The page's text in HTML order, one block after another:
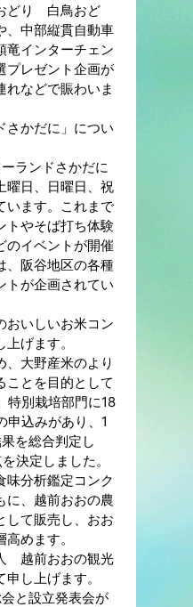
どり 白鳥おど
、中部縦貫自動車
竜インターチェン
プレゼント企画が
れなどで賑わいま
かだに」につい
ランドさかだに
曜日、日曜日、祝
います。これまで
トやそば打ち体験
のイベントが開催
、阪谷地区の各種
トが企画されてい
いしいお米コン
げます。
大野産米のより
ことを目的として
特別栽培部門に18
申込みがあり、1
を総合判定し
決定しました。
味分析鑑定コンク
に、越前おおの農
して販売し、おお
めます。
越前おおの観光
し上げます。
と設立発表会が